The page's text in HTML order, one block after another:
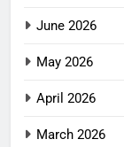
June 2026
May 2026
April 2026
March 2026